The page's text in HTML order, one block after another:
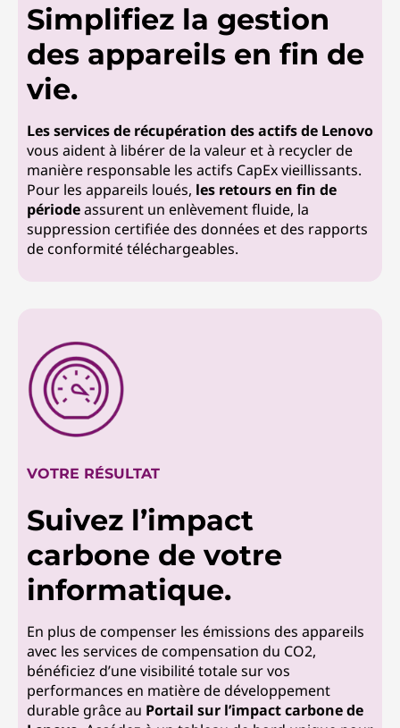
Simplifiez la gestion
des appareils en fin de
vie.
Les services de récupération des actifs de Lenovo
vous aident à libérer de la valeur et à recycler de
manière responsable les actifs CapEx vieillissants.
Pour les appareils loués, les retours en fin de
périodeassurent un enlèvement fluide, la
suppression certifiée des données et des rapports
de conformité téléchargeables.
VOTRE RÉSULTAT
Suivez l’impact
carbone de votre
informatique.
En plus de compenser les émissions des appareils
avec les services de compensation du CO2,
bénéficiez d’une visibilité totale sur vos
performances en matière de développement
durable grâce au Portail sur l’impact carbone de